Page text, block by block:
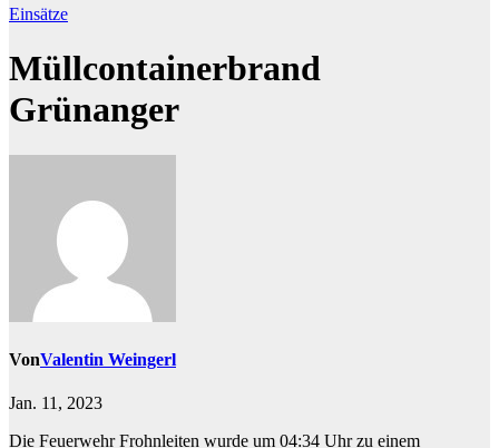
Einsätze
Müllcontainerbrand
Grünanger
VonValentin Weingerl
Jan. 11, 2023
Die Feuerwehr Frohnleiten wurde um 04:34 Uhr zu einem